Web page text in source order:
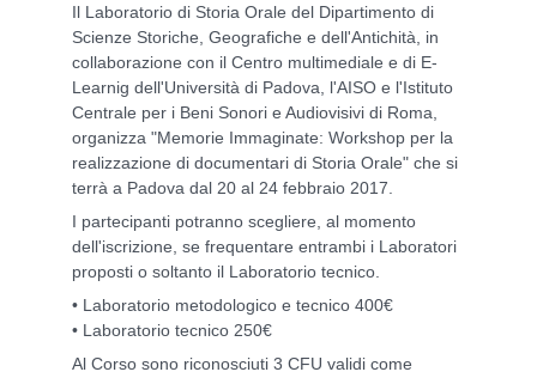
Il Laboratorio di Storia Orale del Dipartimento di
Scienze Storiche, Geografiche e dell'Antichità, in
collaborazione con il Centro multimediale e di E-
Learnig dell'Università di Padova, l'AISO e l'Istituto
Centrale per i Beni Sonori e Audiovisivi di Roma,
organizza "Memorie Immaginate: Workshop per la
realizzazione di documentari di Storia Orale" che si
terrà a Padova dal 20 al 24 febbraio 2017.
I partecipanti potranno scegliere, al momento
dell'iscrizione, se frequentare entrambi i Laboratori
proposti o soltanto il Laboratorio tecnico.
• Laboratorio metodologico e tecnico 400€
• Laboratorio tecnico 250€
Al Corso sono riconosciuti 3 CFU validi come